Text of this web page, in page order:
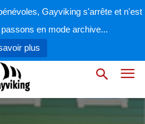
Gayviking s'arrête et n'est
en mode archive...
plus